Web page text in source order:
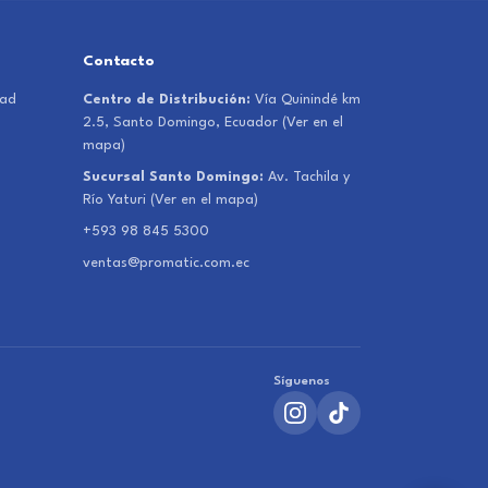
Contacto
Centro de Distribución: Vía Quinindé km
2.5, Santo Domingo, Ecuador (Ver en el
mapa)
Sucursal Santo Domingo: Av. Tachila y
Río Yaturi (Ver en el mapa)
+593 98 845 5300
ventas@promatic.com.ec
Síguenos